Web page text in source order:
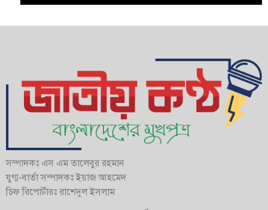
সম্পাদকঃ এস এম তালেবুর রহমান
যুগ্ম-বার্তা সম্পাদকঃ ইয়াজ আহমেদ
চিফ রিপোর্টারঃ রাশেদুল ইসলাম